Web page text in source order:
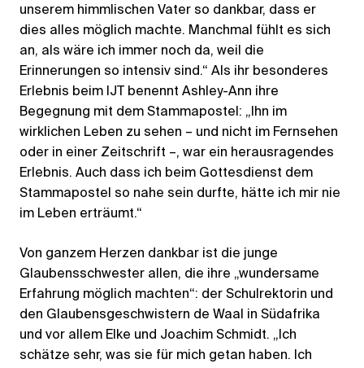
unserem himmlischen Vater so dankbar, dass er
dies alles möglich machte. Manchmal fühlt es sich
an, als wäre ich immer noch da, weil die
Erinnerungen so intensiv sind.“ Als ihr besonderes
Erlebnis beim IJT benennt Ashley-Ann ihre
Begegnung mit dem Stammapostel: „Ihn im
wirklichen Leben zu sehen – und nicht im Fernsehen
oder in einer Zeitschrift –, war ein herausragendes
Erlebnis. Auch dass ich beim Gottesdienst dem
Stammapostel so nahe sein durfte, hätte ich mir nie
im Leben erträumt.“
Von ganzem Herzen dankbar ist die junge
Glaubensschwester allen, die ihre „wundersame
Erfahrung möglich machten“: der Schulrektorin und
den Glaubensgeschwistern de Waal in Südafrika
und vor allem Elke und Joachim Schmidt. „Ich
schätze sehr, was sie für mich getan haben. Ich